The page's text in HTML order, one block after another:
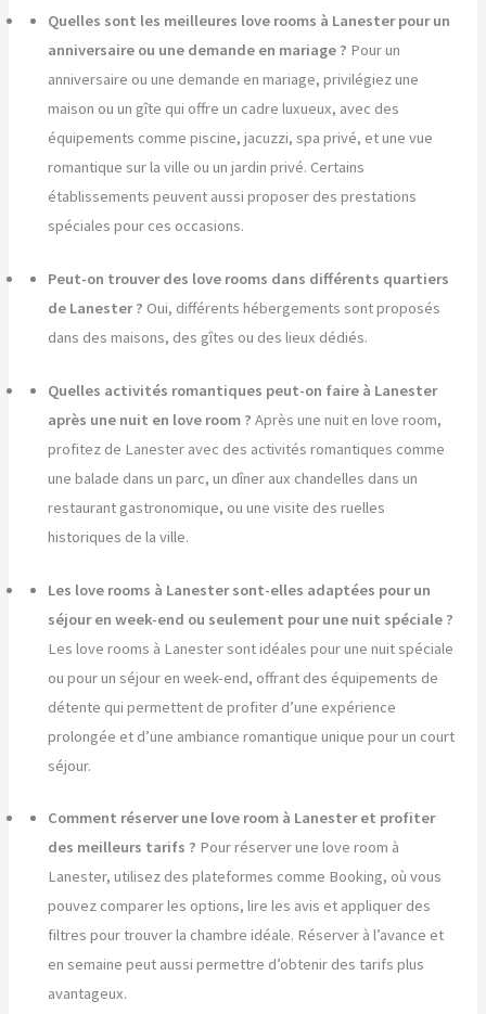
Quelles sont les meilleures love rooms à Lanester pour un
anniversaire ou une demande en mariage ? Pour un
anniversaire ou une demande en mariage, privilégiez une
maison ou un gîte qui offre un cadre luxueux, avec des
équipements comme piscine, jacuzzi, spa privé, et une vue
romantique sur la ville ou un jardin privé. Certains
établissements peuvent aussi proposer des prestations
spéciales pour ces occasions.
Peut-on trouver des love rooms dans différents quartiers
de Lanester ? Oui, différents hébergements sont proposés
dans des maisons, des gîtes ou des lieux dédiés.
Quelles activités romantiques peut-on faire à Lanester
après une nuit en love room ? Après une nuit en love room,
profitez de Lanester avec des activités romantiques comme
une balade dans un parc, un dîner aux chandelles dans un
restaurant gastronomique, ou une visite des ruelles
historiques de la ville.
Les love rooms à Lanester sont-elles adaptées pour un
séjour en week-end ou seulement pour une nuit spéciale ?
Les love rooms à Lanester sont idéales pour une nuit spéciale
ou pour un séjour en week-end, offrant des équipements de
détente qui permettent de profiter d’une expérience
prolongée et d’une ambiance romantique unique pour un court
séjour.
Comment réserver une love room à Lanester et profiter
des meilleurs tarifs ? Pour réserver une love room à
Lanester, utilisez des plateformes comme Booking, où vous
pouvez comparer les options, lire les avis et appliquer des
filtres pour trouver la chambre idéale. Réserver à l’avance et
en semaine peut aussi permettre d’obtenir des tarifs plus
avantageux.